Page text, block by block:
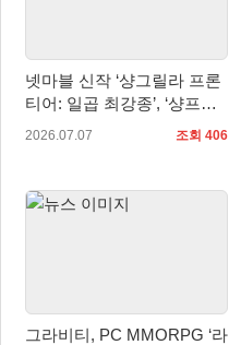
넷마블 신작 ‘샹그릴라 프론
티어: 일곱 최강종’, ‘샹프로
의 날’ 기념 특별 방송서 신
2026.07.07 조회 406
그라비티, PC MMORPG ‘라